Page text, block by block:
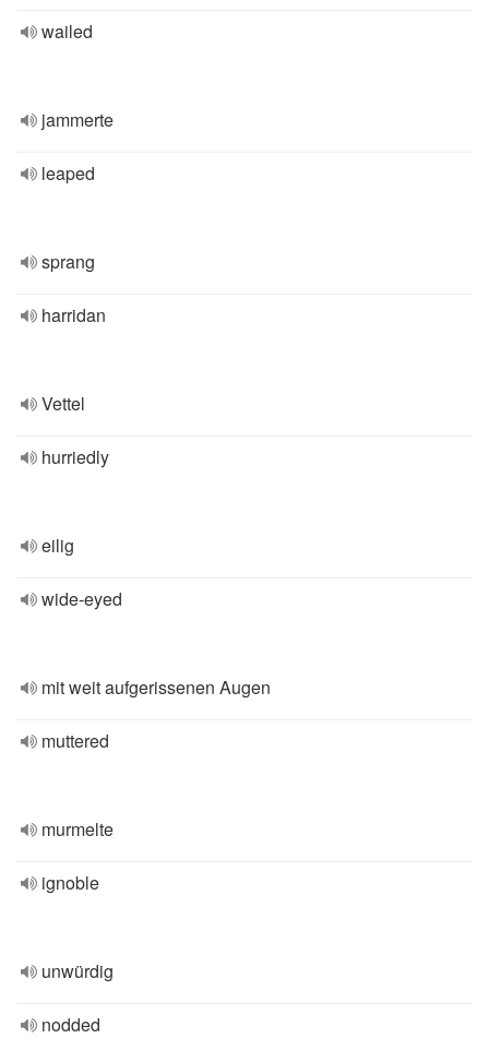
wailed
jammerte
leaped
sprang
harridan
Vettel
hurriedly
eilig
wide-eyed
mit weit aufgerissenen Augen
muttered
murmelte
ignoble
unwürdig
nodded